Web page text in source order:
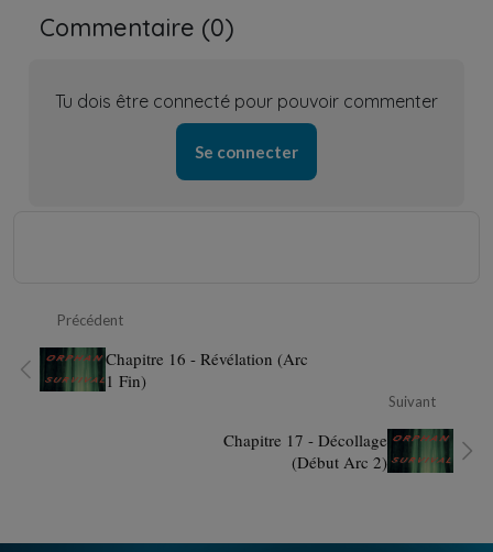
Commentaire (0)
Tu dois être connecté pour pouvoir commenter
Se connecter
Précédent
Chapitre 16 - Révélation (Arc
1 Fin)
Suivant
Chapitre 17 - Décollage
(Début Arc 2)